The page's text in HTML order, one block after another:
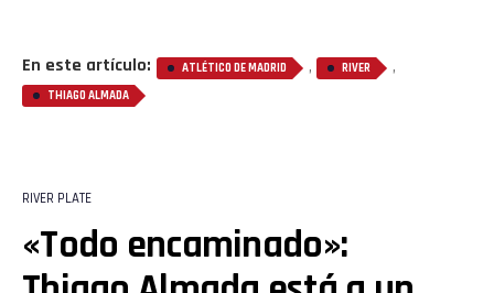
En este artículo: ATLÉTICO DE MADRID , RIVER ,
THIAGO ALMADA
RIVER PLATE
«Todo encaminado»: